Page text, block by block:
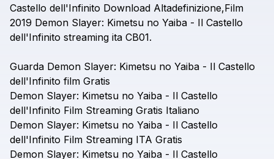
Castello dell'Infinito Download Altadefinizione,Film
2019 Demon Slayer: Kimetsu no Yaiba - Il Castello
dell'Infinito streaming ita CB01.
Guarda Demon Slayer: Kimetsu no Yaiba - Il Castello
dell'Infinito film Gratis
Demon Slayer: Kimetsu no Yaiba - Il Castello
dell'Infinito Film Streaming Gratis Italiano
Demon Slayer: Kimetsu no Yaiba - Il Castello
dell'Infinito Film Streaming ITA Gratis
Demon Slayer: Kimetsu no Yaiba - Il Castello